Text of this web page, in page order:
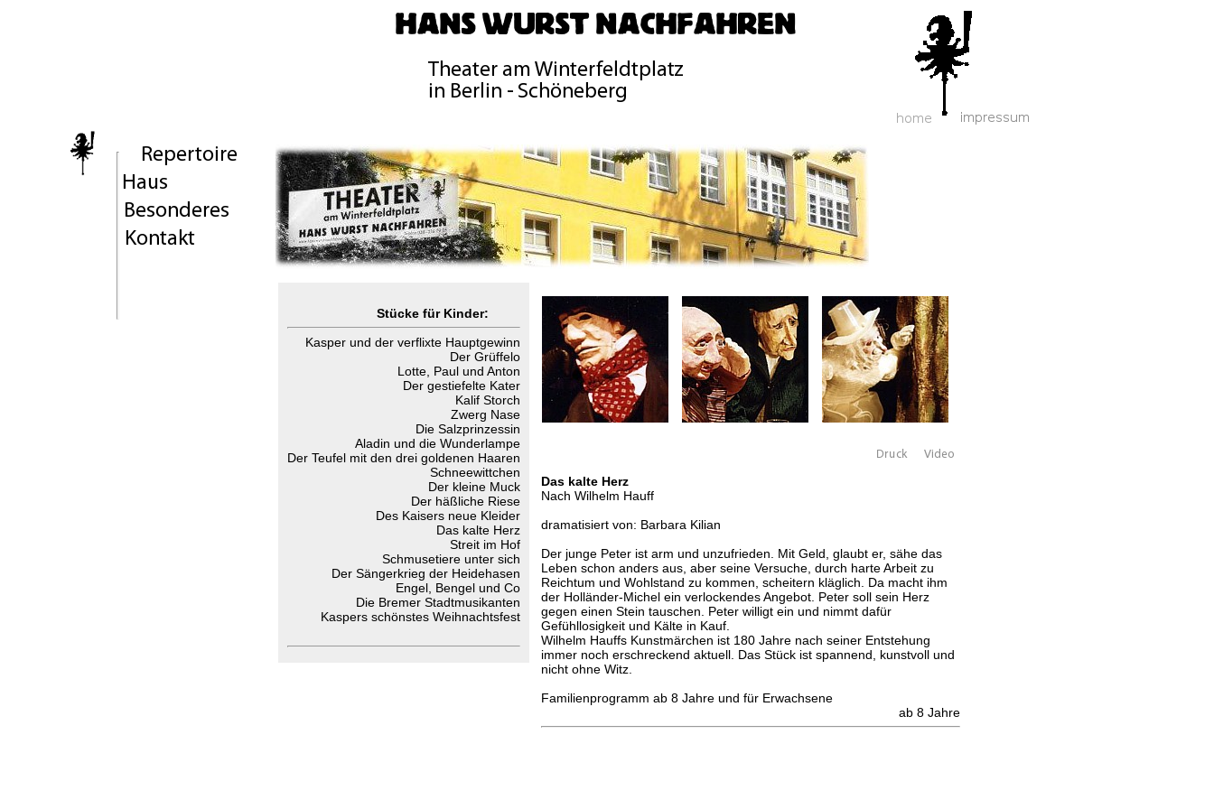
Stücke für Kinder:
Kasper und der verflixte Hauptgewinn
Der Grüffelo
Lotte, Paul und Anton
Der gestiefelte Kater
Kalif Storch
Zwerg Nase
Die Salzprinzessin
Aladin und die Wunderlampe
Der Teufel mit den drei goldenen Haaren
Schneewittchen
Der kleine Muck
Der häßliche Riese
Des Kaisers neue Kleider
Das kalte Herz
Streit im Hof
Schmusetiere unter sich
Der Sängerkrieg der Heidehasen
Engel, Bengel und Co
Die Bremer Stadtmusikanten
Kaspers schönstes Weihnachtsfest
Das kalte Herz
Nach Wilhelm Hauff
dramatisiert von: Barbara Kilian
Der junge Peter ist arm und unzufrieden. Mit Geld, glaubt er, sähe das
Leben schon anders aus, aber seine Versuche, durch harte Arbeit zu
Reichtum und Wohlstand zu kommen, scheitern kläglich. Da macht ihm
der Holländer-Michel ein verlockendes Angebot. Peter soll sein Herz
gegen einen Stein tauschen. Peter willigt ein und nimmt dafür
Gefühllosigkeit und Kälte in Kauf.
Wilhelm Hauffs Kunstmärchen ist 180 Jahre nach seiner Entstehung
immer noch erschreckend aktuell. Das Stück ist spannend, kunstvoll und
nicht ohne Witz.
Familienprogramm ab 8 Jahre und für Erwachsene
ab 8 Jahre